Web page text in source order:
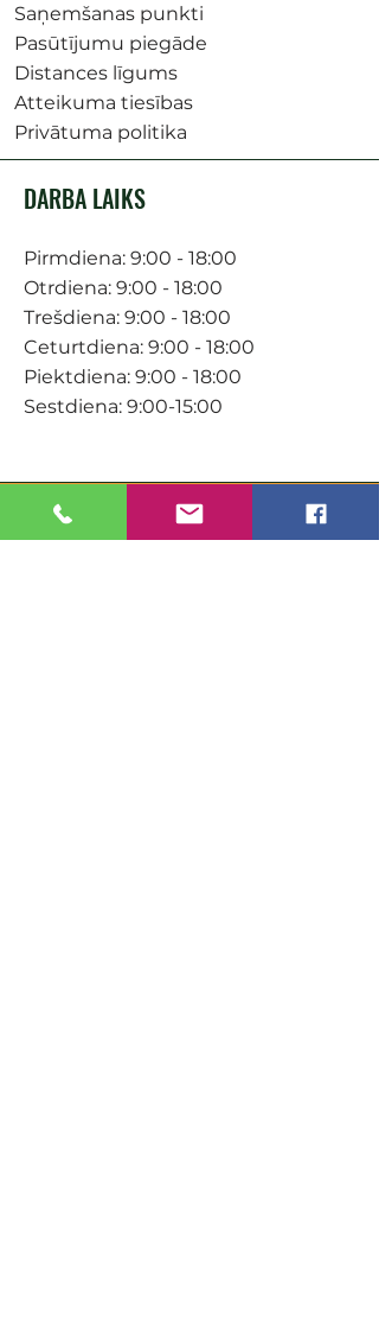
Saņemšanas punkti
Pasūtījumu piegāde
Distances līgums
Atteikuma tiesības
Privātuma politika
DARBA LAIKS
Pirmdiena: 9:00 - 18:00
Otrdiena: 9:00 - 18:00
Trešdiena: 9:00 - 18:00
Ceturtdiena: 9:00 - 18:00
Piektdiena: 9:00 - 18:00
Sestdiena: 9:00-15:00
KONTAKTI